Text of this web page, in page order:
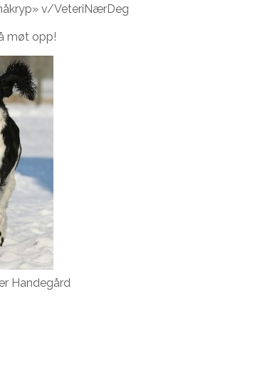
v/VeteriNærDeg
møt opp!
Handegård